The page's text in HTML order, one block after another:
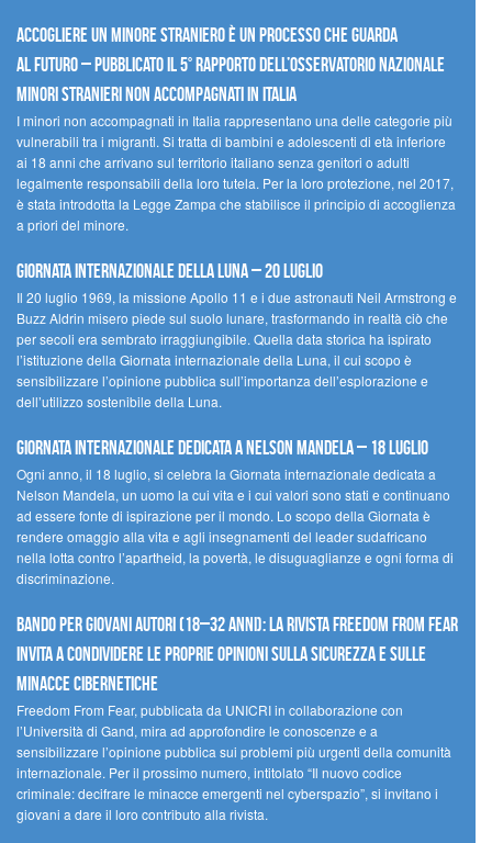
Accogliere un minore straniero è un processo che guarda
al futuro – Pubblicato il 5° rapporto dell’Osservatorio Nazionale
Minori Stranieri Non Accompagnati in Italia
I minori non accompagnati in Italia rappresentano una delle categorie più
vulnerabili tra i migranti. Si tratta di bambini e adolescenti di età inferiore
ai 18 anni che arrivano sul territorio italiano senza genitori o adulti
legalmente responsabili della loro tutela. Per la loro protezione, nel 2017,
è stata introdotta la Legge Zampa che stabilisce il principio di accoglienza
a priori del minore.
Giornata Internazionale della Luna – 20 luglio
Il 20 luglio 1969, la missione Apollo 11 e i due astronauti Neil Armstrong e
Buzz Aldrin misero piede sul suolo lunare, trasformando in realtà ciò che
per secoli era sembrato irraggiungibile. Quella data storica ha ispirato
l’istituzione della Giornata internazionale della Luna, il cui scopo è
sensibilizzare l’opinione pubblica sull’importanza dell’esplorazione e
dell’utilizzo sostenibile della Luna.
Giornata internazionale dedicata a Nelson Mandela – 18 luglio
Ogni anno, il 18 luglio, si celebra la Giornata internazionale dedicata a
Nelson Mandela, un uomo la cui vita e i cui valori sono stati e continuano
ad essere fonte di ispirazione per il mondo. Lo scopo della Giornata è
rendere omaggio alla vita e agli insegnamenti del leader sudafricano
nella lotta contro l’apartheid, la povertà, le disuguaglianze e ogni forma di
discriminazione.
Bando per giovani autori (18–32 anni): la Rivista Freedom From Fear
invita a condividere le proprie opinioni sulla sicurezza e sulle
minacce cibernetiche
Freedom From Fear, pubblicata da UNICRI in collaborazione con
l’Università di Gand, mira ad approfondire le conoscenze e a
sensibilizzare l’opinione pubblica sui problemi più urgenti della comunità
internazionale. Per il prossimo numero, intitolato “Il nuovo codice
criminale: decifrare le minacce emergenti nel cyberspazio”, si invitano i
giovani a dare il loro contributo alla rivista.